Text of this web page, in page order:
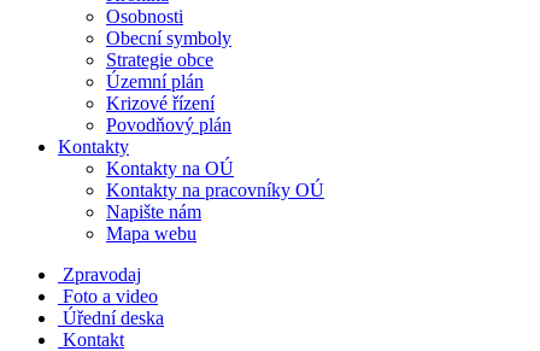
Osobnosti
Obecní symboly
Strategie obce
Územní plán
Krizové řízení
Povodňový plán
Kontakty
Kontakty na OÚ
Kontakty na pracovníky OÚ
Napište nám
Mapa webu
Zpravodaj
Foto a video
Úřední deska
Kontakt